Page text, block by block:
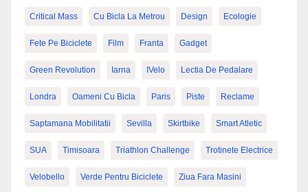
Critical Mass Cu Bicla La Metrou Design Ecologie
Fete Pe Biciclete Film Franta Gadget
Green Revolution Iarna IVelo Lectia De Pedalare
Londra Oameni Cu Bicla Paris Piste Reclame
Saptamana Mobilitatii Sevilla Skirtbike Smart Atletic
SUA Timisoara Triathlon Challenge Trotinete Electrice
Velobello Verde Pentru Biciclete Ziua Fara Masini